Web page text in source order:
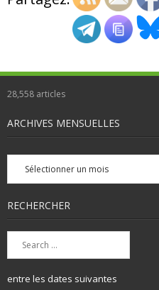
28,558 articles
ARCHIVES MENSUELLES
Archives
mensuelles
RECHERCHER
entre les dates suivantes